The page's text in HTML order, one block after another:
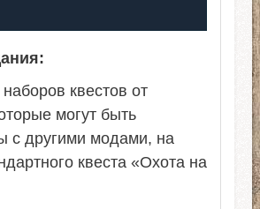
квестов от
могут быть
с другими модами, на
квеста «Охота на